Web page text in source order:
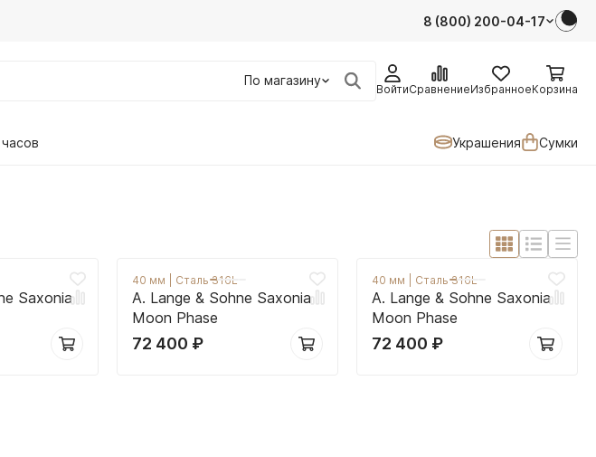
8 (800) 200-04-17
По магазину
ВойтиСравнениеИзбранноеКорзина
Украшения Сумки
Saxonia
40 мм Сталь 316L
A. Lange & Sohne Saxonia
Moon Phase
72 400 ₽
40 мм Сталь 316L
A. Lange & Sohne Saxonia
Moon Phase
72 400 ₽